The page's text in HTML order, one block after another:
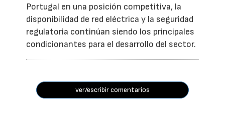
Portugal en una posición competitiva, la
disponibilidad de red eléctrica y la seguridad
regulatoria continúan siendo los principales
condicionantes para el desarrollo del sector.
ver/escribir comentarios